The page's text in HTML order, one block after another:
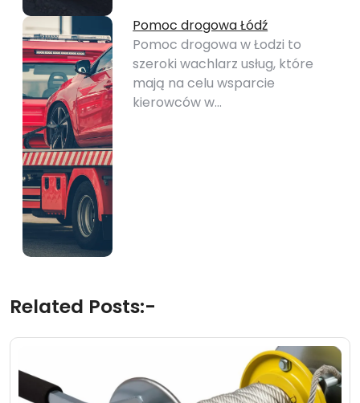
Pomoc drogowa Łódź
Pomoc drogowa w Łodzi to
szeroki wachlarz usług, które
mają na celu wsparcie
kierowców w…
Related Posts:-